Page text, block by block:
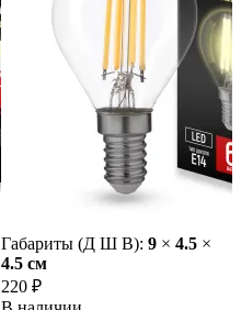
Габариты (Д Ш В): 9 × 4.5 ×
4.5 cм
220 ₽